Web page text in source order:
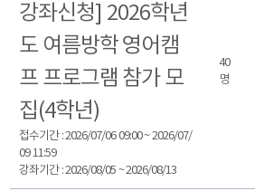
강좌신청] 2026학년
도 여름방학 영어캠
프 프로그램 참가 모
집(4학년)
접수기간 : 2026/07/06 09:00 ~ 2026/07/
09 11:59
강좌기간 : 2026/08/05 ~ 2026/08/13
40
명